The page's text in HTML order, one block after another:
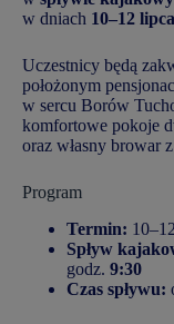
w dniach 10–12
Uczestnicy będą
położonym
w sercu Borów
komfortowe pokoje
oraz własny browar
Program
Termin:
Spływ
godz. 9:30
Czas spływu: